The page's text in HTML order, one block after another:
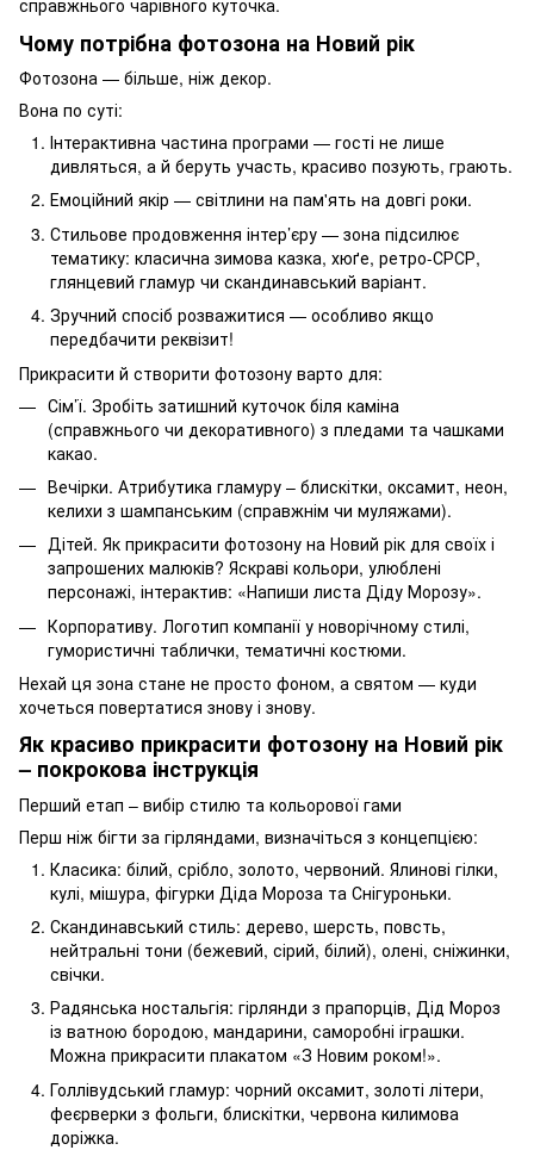
справжнього чарівного куточка.
Чому потрібна фотозона на Новий рік
Фотозона — більше, ніж декор.
Вона по суті:
Інтерактивна частина програми — гості не лише
дивляться, а й беруть участь, красиво позують, грають.
Емоційний якір — світлини на пам'ять на довгі роки.
Стильове продовження інтер’єру — зона підсилює
тематику: класична зимова казка, хюґе, ретро-СРСР,
глянцевий гламур чи скандинавський варіант.
Зручний спосіб розважитися — особливо якщо
передбачити реквізит!
Прикрасити й створити фотозону варто для:
Сім’ї. Зробіть затишний куточок біля каміна
(справжнього чи декоративного) з пледами та чашками
какао.
Вечірки. Атрибутика гламуру – блискітки, оксамит, неон,
келихи з шампанським (справжнім чи муляжами).
Дітей. Як прикрасити фотозону на Новий рік для своїх і
запрошених малюків? Яскраві кольори, улюблені
персонажі, інтерактив: «Напиши листа Діду Морозу».
Корпоративу. Логотип компанії у новорічному стилі,
гумористичні таблички, тематичні костюми.
Нехай ця зона стане не просто фоном, а святом — куди
хочеться повертатися знову і знову.
Як красиво прикрасити фотозону на Новий рік
– покрокова інструкція
Перший етап – вибір стилю та кольорової гами
Перш ніж бігти за гірляндами, визначіться з концепцією:
Класика: білий, срібло, золото, червоний. Ялинові гілки,
кулі, мішура, фігурки Діда Мороза та Снігуроньки.
Скандинавський стиль: дерево, шерсть, повсть,
нейтральні тони (бежевий, сірий, білий), олені, сніжинки,
свічки.
Радянська ностальгія: гірлянди з прапорців, Дід Мороз
із ватною бородою, мандарини, саморобні іграшки.
Можна прикрасити плакатом «З Новим роком!».
Голлівудський гламур: чорний оксамит, золоті літери,
феєрверки з фольги, блискітки, червона килимова
доріжка.